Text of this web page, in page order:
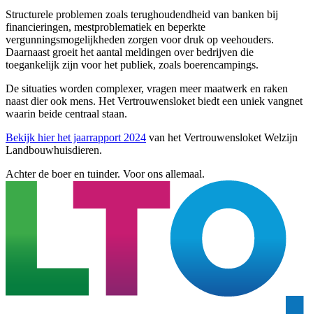
Structurele problemen zoals terughoudendheid van banken bij
financieringen, mestproblematiek en beperkte
vergunningsmogelijkheden zorgen voor druk op veehouders.
Daarnaast groeit het aantal meldingen over bedrijven die
toegankelijk zijn voor het publiek, zoals boerencampings.
De situaties worden complexer, vragen meer maatwerk en raken
naast dier ook mens. Het Vertrouwensloket biedt een uniek vangnet
waarin beide centraal staan.
Bekijk hier het jaarrapport 2024 van het Vertrouwensloket Welzijn
Landbouwhuisdieren.
Achter de boer en tuinder. Voor ons allemaal.